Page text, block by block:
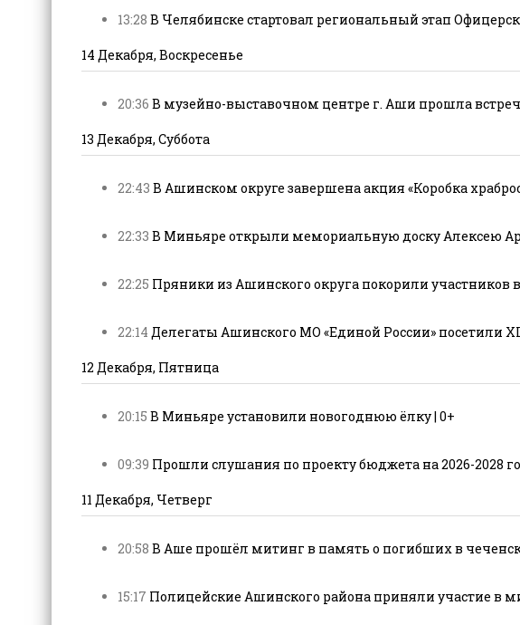
13:28 В Челябинске стартовал региональный этап
14 Декабря, Воскресенье
20:36 В музейно-выставочном центре г. Аши прошла
13 Декабря, Суббота
22:43 В Ашинском округе завершена акция «Коробка
22:33 В Миньяре открыли мемориальную доску Алексею
22:25 Пряники из Ашинского округа покорили участников
22:14 Делегаты Ашинского МО «Единой России» посетили
12 Декабря, Пятница
20:15 В Миньяре установили новогоднюю ёлку | 0+
09:39 Прошли слушания по проекту бюджета на 2026-2028
11 Декабря, Четверг
20:58 В Аше прошёл митинг в память о погибших в
15:17 Полицейские Ашинского района приняли участие в